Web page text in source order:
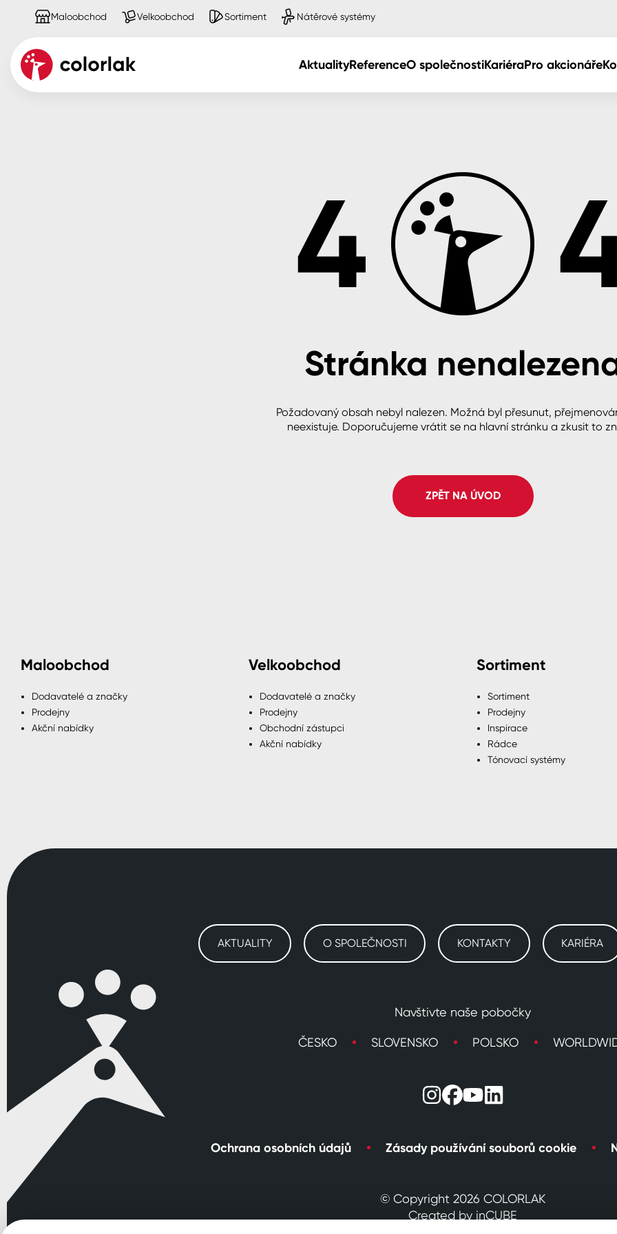
Maloobchod Velkoobchod Sortiment Nátěrové systémy
AktualityReferenceO společnostiKariéraPro akcionáře
Ředidla, tužidla, čističe, technickéStránka
Požadovaný obsah nebyl nalezen. Možná byl přesunut,
neexistuje. Doporučujeme vrátit se na hlavní stránku a zkusit to
ZPĚT NA ÚVOD
Maloobchod
Dodavatelé a značky
Prodejny
Akční nabídky
Velkoobchod
Dodavatelé a značky
Prodejny
Obchodní zástupci
Akční nabídky
Sortiment
Sortiment
Prodejny
Inspirace
Rádce
Tónovací systémy
AKTUALITY O SPOLEČNOSTI KONTAKTY KARIÉRA
Navštivte naše pobočky
ČESKO SLOVENSKO POLSKO
Ochrana osobních údajů Zásady používání souborů cookie
© Copyright 2026 COLORLAK
Created by inCUBE